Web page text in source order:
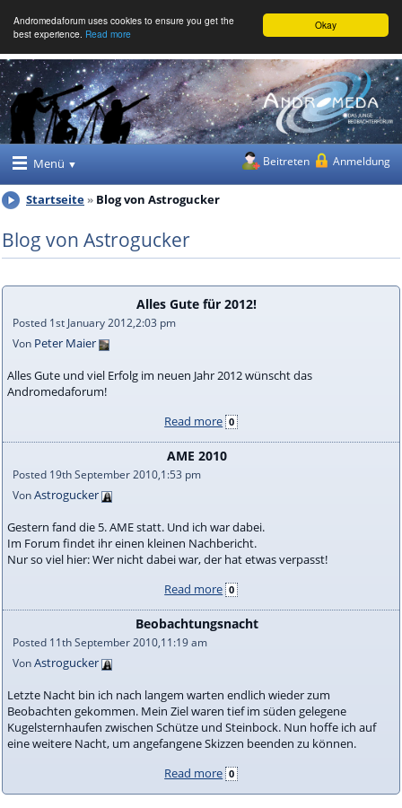
Okay
Andromedaforum uses cookies to ensure you get the
best experience. Read more
Menü Beitreten Anmeldung
Startseite Blog von Astrogucker
Blog von Astrogucker
Alles Gute für 2012!
Posted 1st January 2012,2:03 pm
Von Peter Maier
Alles Gute und viel Erfolg im neuen Jahr 2012 wünscht das
Andromedaforum!
Read more 0
AME 2010
Posted 19th September 2010,1:53 pm
VonAstrogucker
Gestern fand die 5. AME statt. Und ich war dabei.
Im Forum findet ihr einen kleinen Nachbericht.
Nur so viel hier: Wer nicht dabei war, der hat etwas verpasst!
Read more 0
Beobachtungsnacht
Posted 11th September 2010,11:19 am
VonAstrogucker
Letzte Nacht bin ich nach langem warten endlich wieder zum
Beobachten gekommen. Mein Ziel waren tief im süden gelegene
Kugelsternhaufen zwischen Schütze und Steinbock. Nun hoffe ich auf
eine weitere Nacht, um angefangene Skizzen beenden zu können.
Read more 0